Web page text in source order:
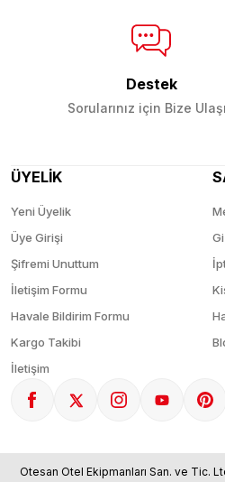
Otesan Otel Ekipmanları San. ve Tic.
Destek
Sorularınız için Bize
ÜYELİK
Yeni Üyelik
Üye Girişi
Şifremi Unuttum
İletişim Formu
Havale Bildirim Formu
Kargo Takibi
İletişim